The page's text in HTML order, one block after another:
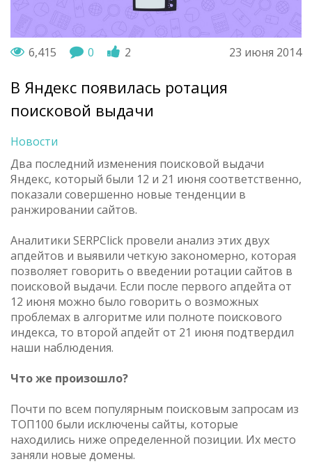
23 июня 2014
6,415 0 2
В Яндекс появилась ротация
поисковой выдачи
Новости
Два последний изменения поисковой выдачи
Яндекс, который были 12 и 21 июня соответственно,
показали совершенно новые тенденции в
ранжировании сайтов.
Аналитики SERPClick провели анализ этих двух
апдейтов и выявили четкую закономерно, которая
позволяет говорить о введении ротации сайтов в
поисковой выдачи. Если после первого апдейта от
12 июня можно было говорить о возможных
проблемах в алгоритме или полноте поискового
индекса, то второй апдейт от 21 июня подтвердил
наши наблюдения.
Что же произошло?
Почти по всем популярным поисковым запросам из
ТОП100 были исключены сайты, которые
находились ниже определенной позиции. Их место
заняли новые домены.